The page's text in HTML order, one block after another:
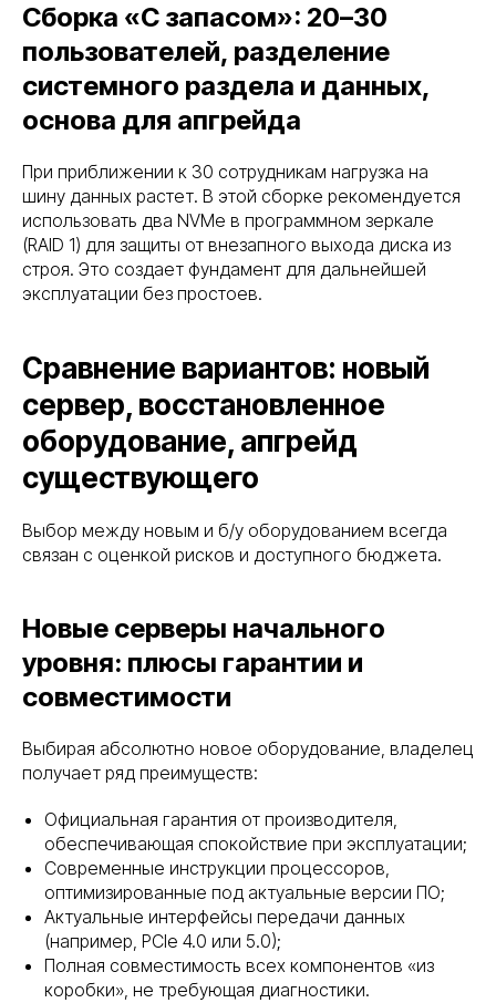
Сборка «С запасом»: 20–30
пользователей, разделение
системного раздела и данных,
основа для апгрейда
При приближении к 30 сотрудникам нагрузка на
шину данных растет. В этой сборке рекомендуется
использовать два NVMe в программном зеркале
(RAID 1) для защиты от внезапного выхода диска из
строя. Это создает фундамент для дальнейшей
эксплуатации без простоев.
Сравнение вариантов: новый
сервер, восстановленное
оборудование, апгрейд
существующего
Выбор между новым и б/у оборудованием всегда
связан с оценкой рисков и доступного бюджета.
Новые серверы начального
уровня: плюсы гарантии и
совместимости
Выбирая абсолютно новое оборудование, владелец
получает ряд преимуществ:
Официальная гарантия от производителя,
обеспечивающая спокойствие при эксплуатации;
Современные инструкции процессоров,
оптимизированные под актуальные версии ПО;
Актуальные интерфейсы передачи данных
(например, PCIe 4.0 или 5.0);
Полная совместимость всех компонентов «из
коробки», не требующая диагностики.